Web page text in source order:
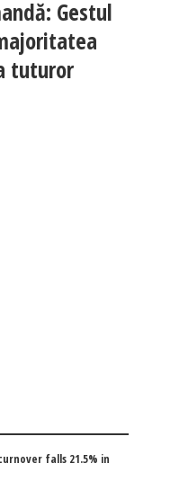
Gestul
tuturor
falls 21.5% in